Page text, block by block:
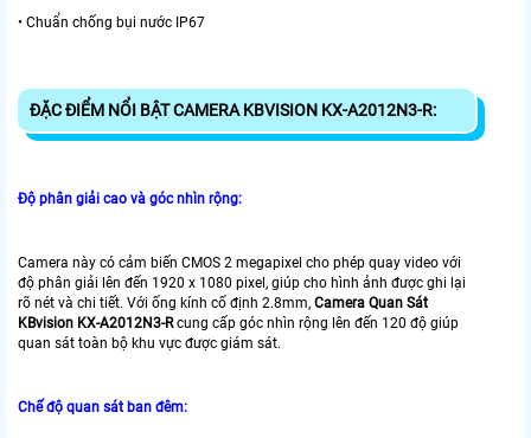
• Chuẩn chống bụi nước IP67
ĐẶC ĐIỂM NỔI BẬT CAMERA KBVISION KX-A2012N3-R:
Độ phân giải cao và góc nhìn rộng:
Camera này có cảm biến CMOS 2 megapixel cho phép quay video với
độ phân giải lên đến 1920 x 1080 pixel, giúp cho hình ảnh được ghi lại
rõ nét và chi tiết. Với ống kính cố định 2.8mm, Camera Quan Sát
KBvision KX-A2012N3-Rcung cấp góc nhìn rộng lên đến 120 độ giúp
quan sát toàn bộ khu vực được giám sát.
Chế độ quan sát ban đêm: